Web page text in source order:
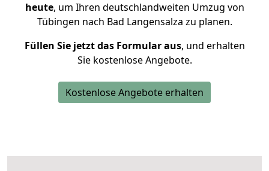
heute, um Ihren deutschlandweiten Umzug von
Tübingen nach Bad Langensalza zu planen.
Füllen Sie jetzt das Formular aus, und erhalten
Sie kostenlose Angebote.
Kostenlose Angebote erhalten